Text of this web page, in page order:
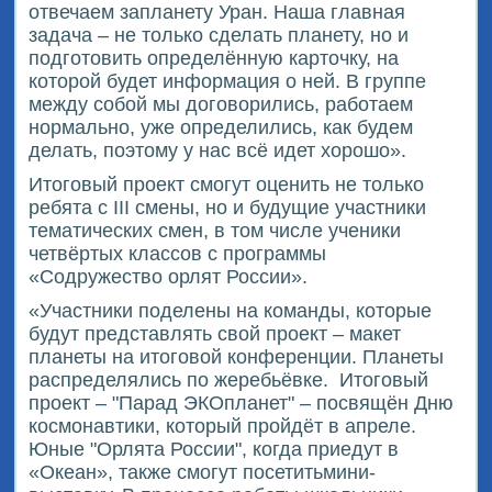
отвечаем запланету Уран. Наша главная
задача – не только сделать планету, но и
подготовить определённую карточку, на
которой будет информация о ней. В группе
между собой мы договорились, работаем
нормально, уже определились, как будем
делать, поэтому у нас всё идет хорошо».
Итоговый проект смогут оценить не только
ребята с III смены, но и будущие участники
тематических смен, в том числе ученики
четвёртых классов с программы
«Содружество орлят России».
«Участники поделены на команды, которые
будут представлять свой проект – макет
планеты на итоговой конференции. Планеты
распределялись по жеребьёвке. Итоговый
проект – "Парад ЭКОпланет" – посвящён Дню
космонавтики, который пройдёт в апреле.
Юные "Орлята России", когда приедут в
«Океан», также смогут посетитьмини-